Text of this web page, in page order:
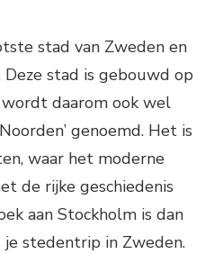
stad van Zweden en
stad is gebouwd op
daarom ook wel
genoemd. Het is
waar het moderne
de rijke geschiedenis
aan Stockholm is dan
stedentrip in Zweden.